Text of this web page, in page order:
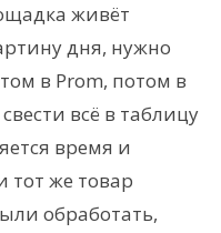
живёт
дня, нужно
в Prom, потом в
всё в таблицу
время и
тот же товар
обработать,